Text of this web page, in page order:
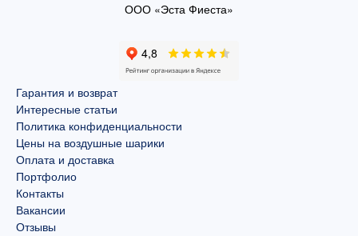
ООО «Эста Фиеста»
Гарантия и возврат
Интересные статьи
Политика конфиденциальности
Цены на воздушные шарики
Оплата и доставка
Портфолио
Контакты
Вакансии
Отзывы